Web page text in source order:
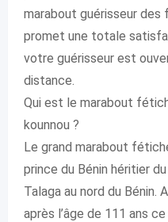
marabout guérisseur
promet une totale
votre guérisseur est
distance.
Qui est le marabout
kounnou ?
Le grand marabout
prince du Bénin héritier
Talaga au nord du Bénin.
après l’âge de 111 ans